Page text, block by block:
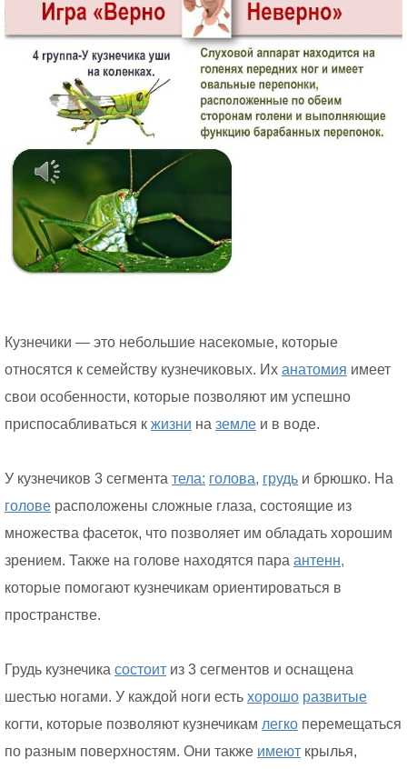
Кузнечики — это небольшие насекомые, которые
относятся к семейству кузнечиковых. Их анатомия имеет
свои особенности, которые позволяют им успешно
приспосабливаться к жизни на земле и в воде.
У кузнечиков 3 сегмента тела: голова, грудь и брюшко. На
голове расположены сложные глаза, состоящие из
множества фасеток, что позволяет им обладать хорошим
зрением. Также на голове находятся пара антенн,
которые помогают кузнечикам ориентироваться в
пространстве.
Грудь кузнечика состоит из 3 сегментов и оснащена
шестью ногами. У каждой ноги есть хорошо развитые
когти, которые позволяют кузнечикам легко перемещаться
по разным поверхностям. Они также имеют крылья,